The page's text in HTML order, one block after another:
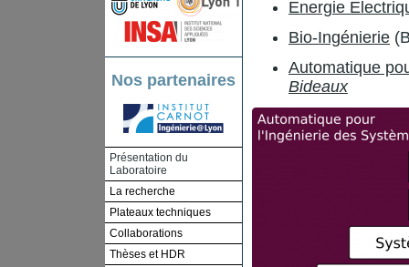
Nos partenaires
Présentation du
Laboratoire
La recherche
Plateaux techniques
Collaborations
Thèses et HDR
Energie
Bio-Ingénierie
Automatique
Bideaux